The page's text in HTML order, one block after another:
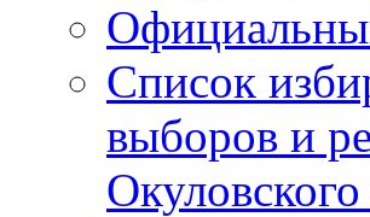
Список
выборов и